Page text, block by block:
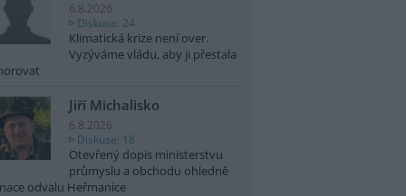
6.8.2026
Diskuse: 24
Klimatická krize není over.
Vyzýváme vládu, aby ji přestala
Jiří Michalisko
6.8.2026
Diskuse: 18
Otevřený dopis ministerstvu
průmyslu a obchodu ohledně
odvalu Heřmanice